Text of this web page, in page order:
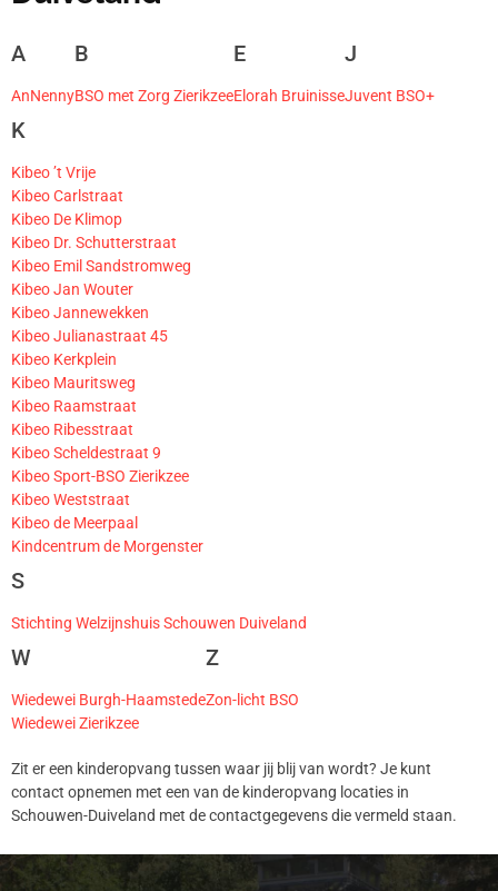
A
AnNenny
B
BSO met Zorg Zierikzee
E
Elorah Bruinisse
J
Juvent BSO+
K
Kibeo ’t Vrije
Kibeo Carlstraat
Kibeo De Klimop
Kibeo Dr. Schutterstraat
Kibeo Emil Sandstromweg
Kibeo Jan Wouter
Kibeo Jannewekken
Kibeo Julianastraat 45
Kibeo Kerkplein
Kibeo Mauritsweg
Kibeo Raamstraat
Kibeo Ribesstraat
Kibeo Scheldestraat 9
Kibeo Sport-BSO Zierikzee
Kibeo Weststraat
Kibeo de Meerpaal
Kindcentrum de Morgenster
S
Stichting Welzijnshuis Schouwen Duiveland
W
Wiedewei Burgh-Haamstede
Wiedewei Zierikzee
Z
Zon-licht BSO
Zit er een kinderopvang tussen waar jij blij van wordt? Je kunt
contact opnemen met een van de kinderopvang locaties in
Schouwen-Duiveland met de contactgegevens die vermeld staan.